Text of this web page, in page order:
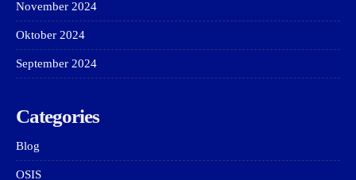
November 2024
Oktober 2024
September 2024
Categories
Blog
OSIS